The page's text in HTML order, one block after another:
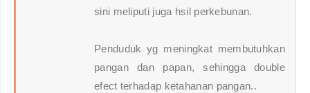
sini meliputi juga hsil perkebunan.
Penduduk yg meningkat membutuhkan
pangan dan papan, sehingga double
efect terhadap ketahanan pangan..